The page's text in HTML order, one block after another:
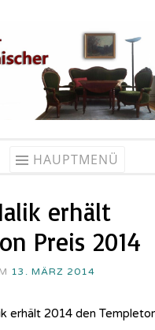
HAUPTMENÜ
erhält
Preis 2014
13. MÄRZ 2014
erhält 2014 den